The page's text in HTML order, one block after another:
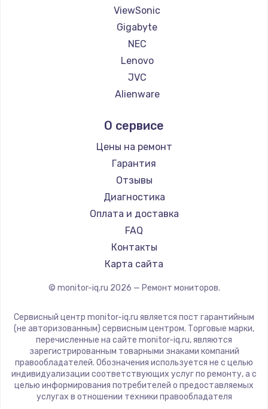
ViewSonic
Gigabyte
NEC
Lenovo
JVC
Alienware
Thunderobot
Hisense
АОС
Ardor
Machenike
iru
Titan Army
iFFALCON
Dahua
О сервисе
Цены на ремонт
Гарантия
Отзывы
Диагностика
Оплата и доставка
FAQ
Контакты
Карта сайта
© monitor-iq.ru 2026 — Ремонт мониторов.
Сервисный центр monitor-iq.ru является пост гарантийным
(не авторизованным) сервисным центром. Торговые марки,
перечисленные на сайте monitor-iq.ru, являются
зарегистрированным товарными знаками компаний
правообладателей. Обозначения используется не с целью
индивидуализации соответствующих услуг по ремонту, а с
целью информирования потребителей о предоставляемых
услугах в отношении техники правообладателя